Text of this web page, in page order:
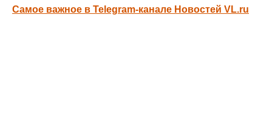
Самое важное в Telegram-канале Новостей VL.ru